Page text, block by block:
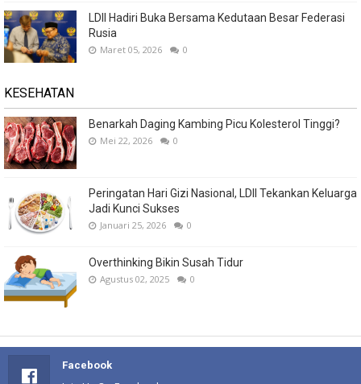
LDII Hadiri Buka Bersama Kedutaan Besar Federasi
Rusia
Maret 05, 2026 0
KESEHATAN
Benarkah Daging Kambing Picu Kolesterol Tinggi?
Mei 22, 2026 0
Peringatan Hari Gizi Nasional, LDII Tekankan Keluarga
Jadi Kunci Sukses
Januari 25, 2026 0
Overthinking Bikin Susah Tidur
Agustus 02, 2025 0
Facebook